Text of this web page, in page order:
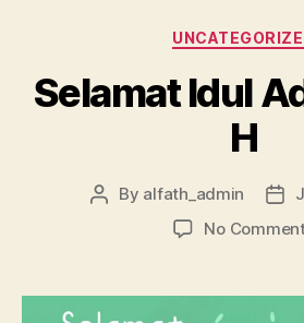
Selamat Idul
H
By alfath_admin
No